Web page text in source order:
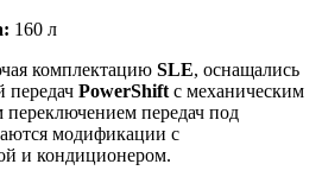
160 л
комплектацию SLE, оснащались
передач PowerShift с механическим
передач под
модификации с
и кондиционером.